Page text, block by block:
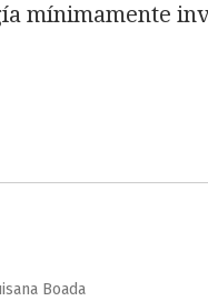
mínimamente
Boada